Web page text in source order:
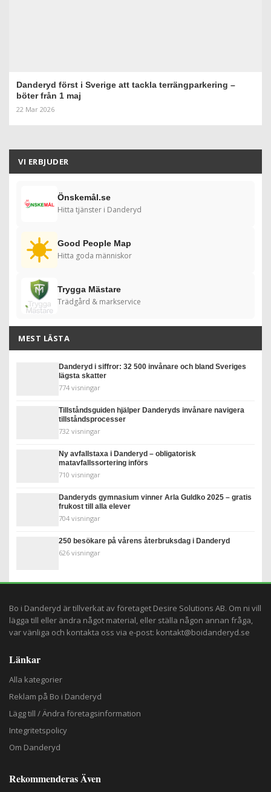
Danderyd först i Sverige att tackla terrängparkering –
böter från 1 maj
22 Mar 2026
VI ERBJUDER
Önskemål.se
Hitta tjänster i Danderyd
Good People Map
Hitta goda människor
Trygga Mästare
Trädgård & markservice
MEST LÄSTA
Danderyd i siffror: 32 500 invånare och bland Sveriges
lägsta skatter
774 visningar
Tillståndsguiden hjälper Danderyds invånare navigera
tillståndsprocesser
732 visningar
Ny avfallstaxa i Danderyd – obligatorisk
matavfallssortering införs
710 visningar
Danderyds gymnasium vinner Arla Guldko 2025 – gratis
frukost till alla elever
704 visningar
250 besökare på vårens återbruksdag i Danderyd
626 visningar
Bo i Danderyd är tillverkat av företaget Desire Solutions AB. Om ni vill
lägga till eller ändra något material, eller ställa någon annan fråga,
var vänliga och kontakta oss via e-post: kontakt@boidanderyd.se
Länkar
Alla kategorier
Reklam på Bo i Danderyd
Lägg till / Ändra företagsinformation
Integritetspolicy
Om Danderyd
Rekommenderas Även